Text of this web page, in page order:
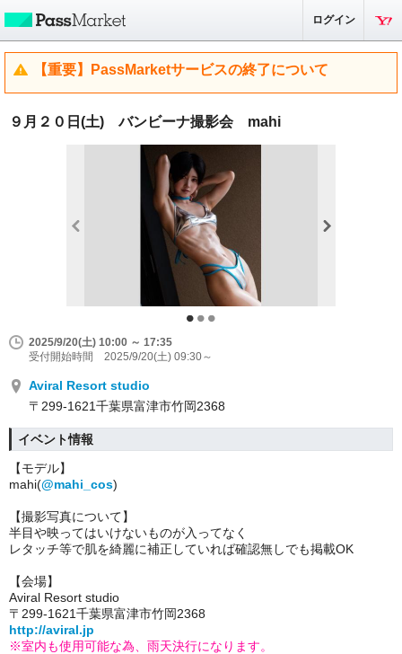
ログイン
【重要】PassMarketサービスの終了について
９月２０日(土) バンビーナ撮影会 mahi
2025/9/20(土) 10:00 ～ 17:35
受付開始時間 2025/9/20(土) 09:30～
Aviral Resort studio
〒299-1621千葉県富津市竹岡2368
イベント情報
【モデル】
mahi(@mahi_cos)
【撮影写真について】
半目や映ってはいけないものが入ってなく
レタッチ等で肌を綺麗に補正していれば確認無しでも掲載OK
【会場】
Aviral Resort studio
〒299-1621千葉県富津市竹岡2368
http://aviral.jp
※室内も使用可能な為、雨天決行になります。